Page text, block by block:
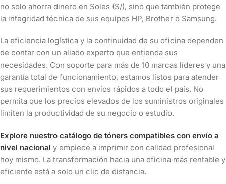
no solo ahorra dinero en Soles (S/), sino que también protege
la integridad técnica de sus equipos HP, Brother o Samsung.
La eficiencia logística y la continuidad de su oficina dependen
de contar con un aliado experto que entienda sus
necesidades. Con soporte para más de 10 marcas líderes y una
garantía total de funcionamiento, estamos listos para atender
sus requerimientos con envíos rápidos a todo el país. No
permita que los precios elevados de los suministros originales
limiten la productividad de su negocio o estudio.
Explore nuestro catálogo de tóners compatibles con envío a
nivel nacional y empiece a imprimir con calidad profesional
hoy mismo. La transformación hacia una oficina más rentable y
eficiente está a solo un clic de distancia.